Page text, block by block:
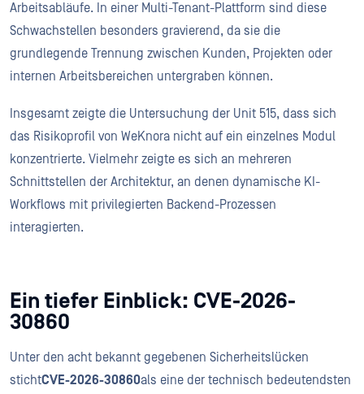
Arbeitsabläufe. In einer Multi-Tenant-Plattform sind diese
Schwachstellen besonders gravierend, da sie die
grundlegende Trennung zwischen Kunden, Projekten oder
internen Arbeitsbereichen untergraben können.
Insgesamt zeigte die Untersuchung der Unit 515, dass sich
das Risikoprofil von WeKnora nicht auf ein einzelnes Modul
konzentrierte. Vielmehr zeigte es sich an mehreren
Schnittstellen der Architektur, an denen dynamische KI-
Workflows mit privilegierten Backend-Prozessen
interagierten.
Ein tiefer Einblick: CVE-2026-
30860
Unter den acht bekannt gegebenen Sicherheitslücken
stichtCVE-2026-30860als eine der technisch bedeutendsten